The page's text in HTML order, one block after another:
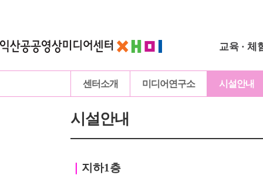
교육 · 체
센터소개 미디어연구소 시설안내
시설안내
지하1층